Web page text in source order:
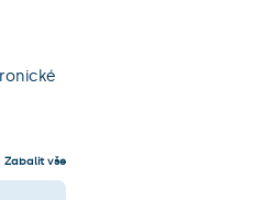
Zabalit vše